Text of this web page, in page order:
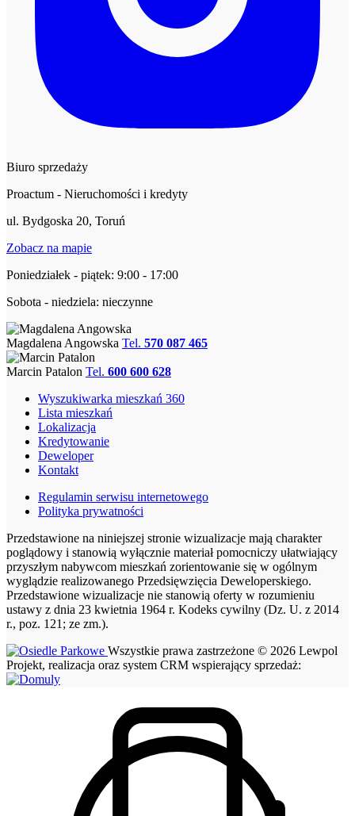
Biuro sprzedaży
Proactum - Nieruchomości i kredyty
ul. Bydgoska 20, Toruń
Zobacz na mapie
Poniedziałek - piątek: 9:00 - 17:00
Sobota - niedziela: nieczynne
Magdalena Angowska Tel. 570 087 465
Marcin Patalon Tel. 600 600 628
Wyszukiwarka mieszkań 360
Lista mieszkań
Lokalizacja
Kredytowanie
Deweloper
Kontakt
Regulamin serwisu internetowego
Polityka prywatności
Przedstawione na niniejszej stronie wizualizacje mają charakter
poglądowy i stanowią wyłącznie materiał pomocniczy ułatwiający
przyszłym nabywcom mieszkań zorientowanie się w ogólnym
wyglądzie realizowanego Przedsięwzięcia Deweloperskiego.
Przedstawione wizualizacje nie stanowią oferty w rozumieniu
ustawy z dnia 23 kwietnia 1964 r. Kodeks cywilny (Dz. U. z 2014
r., poz. 121; ze zm.).
Wszystkie prawa zastrzeżone © 2026 Lewpol
Projekt, realizacja oraz system CRM wspierający sprzedaż: